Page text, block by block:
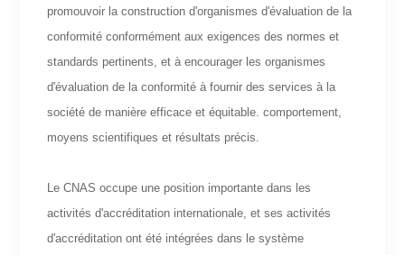
promouvoir la construction d'organismes d'évaluation de la
conformité conformément aux exigences des normes et
standards pertinents, et à encourager les organismes
d'évaluation de la conformité à fournir des services à la
société de manière efficace et équitable. comportement,
moyens scientifiques et résultats précis.
Le CNAS occupe une position importante dans les
activités d'accréditation internationale, et ses activités
d'accréditation ont été intégrées dans le système